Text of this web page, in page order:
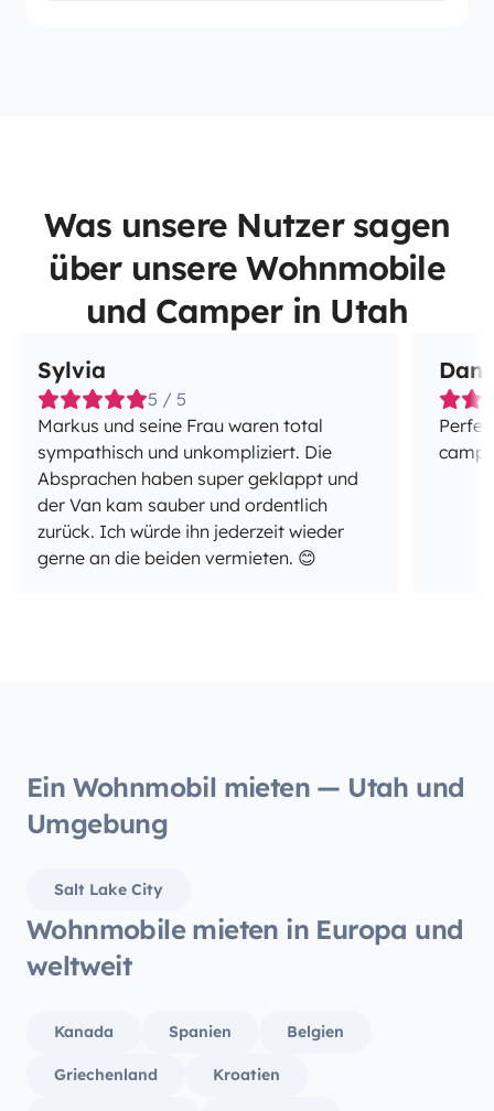
Was unsere Nutzer sagen
über unsere Wohnmobile
und Camper in Utah
Sylvia
5 / 5
Markus und seine Frau waren total
sympathisch und unkompliziert. Die
Absprachen haben super geklappt und
der Van kam sauber und ordentlich
zurück. Ich würde ihn jederzeit wieder
gerne an die beiden vermieten. 😊
Ein Wohnmobil mieten — Utah und
Umgebung
Salt Lake City
Wohnmobile mieten in Europa und
weltweit
Kanada Spanien Belgien
Griechenland Kroatien